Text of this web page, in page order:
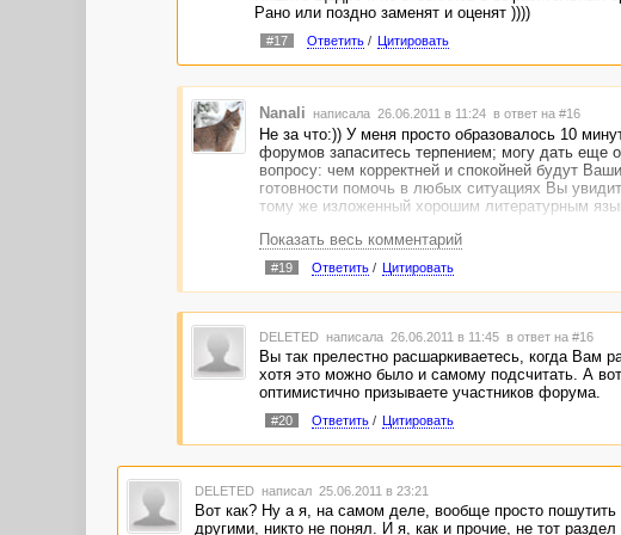
Рано или поздно заменят и оценят ))))
#17 Ответить/ Цитировать
Nanali написала 26.06.2011 в 11:24 в ответ на #16
Не за что:)) У меня просто образовалось 10
форумов запаситесь терпением; могу дать еще
вопросу: чем корректней и спокойней будут
готовности помочь в любых ситуациях Вы
тому же изложенный хорошим литературным
И еще одна рекомендация: не пожалейте
Белых списков (для просмотра такие заказы
выберите 5-10 заказчиков, темы и цены
нормально, нисколько не осуждается, а часто и
развернутым комментом, демонстрирующим
БС, возьмите, буду стараться" обычно реакции
доступны для всех, в специально созданной
сообщение адресно дошло до человека,
открывшемся окне написать текст). И
комментариях не заработаешь ни хороших
работах - а дальше все пойдет автоматически,
Показать весь комментарий
#19 Ответить/ Цитировать
DELETED написала 26.06.2011 в 11:45 в ответ на #16
Вы так прелестно расшаркиваетесь, когда Вам
хотя это можно было и самому подсчитать. А
оптимистично призываете участников форума.
#20 Ответить/ Цитировать
DELETED написал 25.06.2011 в 23:21
Вот как? Ну а я, на самом деле, вообще просто пошутить
другими, никто не понял. И я, как и прочие, не тот